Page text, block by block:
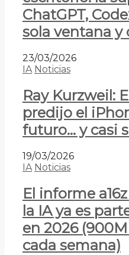
ChatGPT,
sola ventana
23/03/2026
IA Noticias
Ray Kurzweil:
predijo el
futuro… y casi
19/03/2026
IA Noticias
El informe
la IA ya es
en 2026
cada semana)